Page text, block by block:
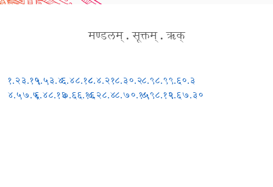
मण्डलम् . सूक्तम् . ऋक्
१.२३.१९
४.५७.५
५.५३.४
६.४८.१३
६.४८.१८
७.६६.१६
८.४.२१
८.२८.४
८.३०.२
८.७०.१५
८.९८.९
८.९८.१२
९.६०.३
९.६७.३०